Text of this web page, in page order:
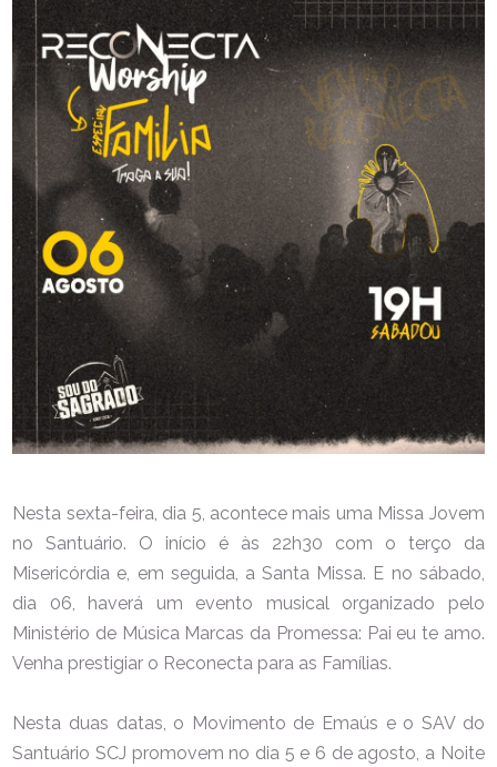
Nesta sexta-feira, dia 5, acontece mais uma Missa Jovem
no Santuário. O início é às 22h30 com o terço da
Misericórdia e, em seguida, a Santa Missa. E no sábado,
dia 06, haverá um evento musical organizado pelo
Ministério de Música Marcas da Promessa: Pai eu te amo.
Venha prestigiar o Reconecta para as Famílias.
Nesta duas datas, o Movimento de Emaús e o SAV do
Santuário SCJ promovem no dia 5 e 6 de agosto, a Noite